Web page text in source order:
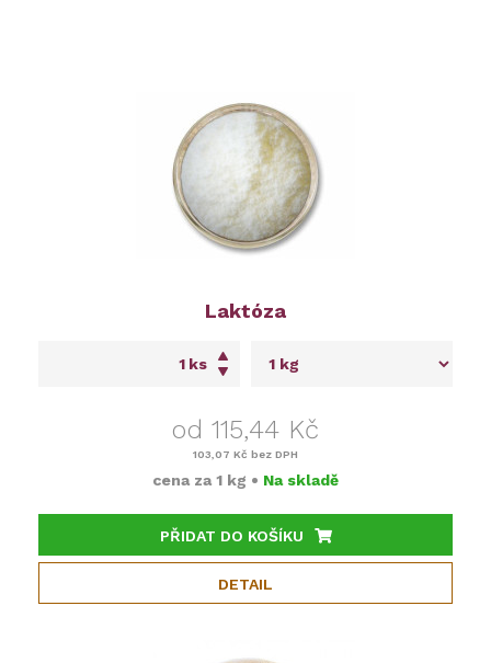
Laktóza
ks
od 115,44 Kč
103,07 Kč bez DPH
cena za 1 kg • Na skladě
PŘIDAT DO KOŠÍKU
DETAIL